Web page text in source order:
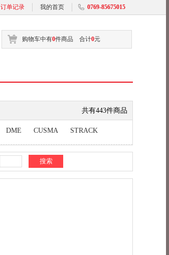
订单记录 我的首页 0769-85675015
购物车中有0件商品 合计0元
共有443件商品
DME CUSMA STRACK